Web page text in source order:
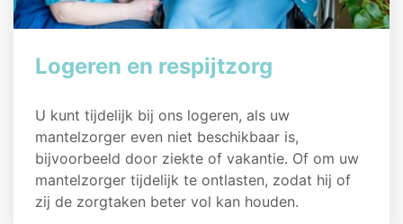
Logeren en respijtzorg
U kunt tijdelijk bij ons logeren, als uw
mantelzorger even niet beschikbaar is,
bijvoorbeeld door ziekte of vakantie. Of om uw
mantelzorger tijdelijk te ontlasten, zodat hij of
zij de zorgtaken beter vol kan houden.